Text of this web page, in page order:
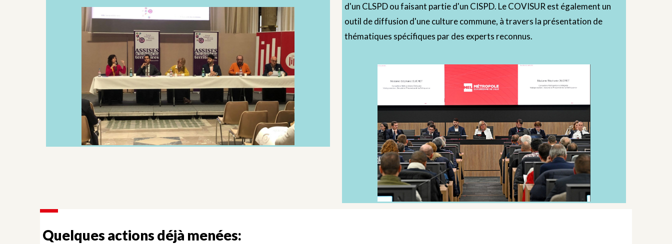
d'un CLSPD ou faisant partie d'un CISPD. Le COVISUR est également un
outil de diffusion d'une culture commune, à travers la présentation de
thématiques spécifiques par des experts reconnus.
Quelques actions déjà menées: